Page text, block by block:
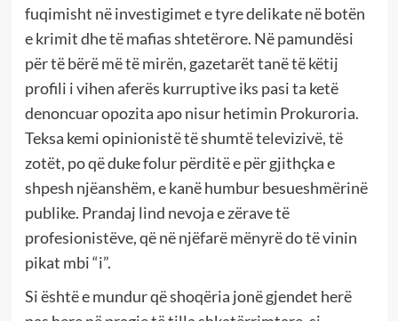
fuqimisht në investigimet e tyre delikate në botën
e krimit dhe të mafias shtetërore. Në pamundësi
për të bërë më të mirën, gazetarët tanë të këtij
profili i vihen aferës kurruptive iks pasi ta ketë
denoncuar opozita apo nisur hetimin Prokuroria.
Teksa kemi opinionistë të shumtë televizivë, të
zotët, po që duke folur përditë e për gjithçka e
shpesh njëanshëm, e kanë humbur besueshmërinë
publike. Prandaj lind nevoja e zërave të
profesionistëve, që në njëfarë mënyrë do të vinin
pikat mbi “i”.
Si është e mundur që shoqëria jonë gjendet herë